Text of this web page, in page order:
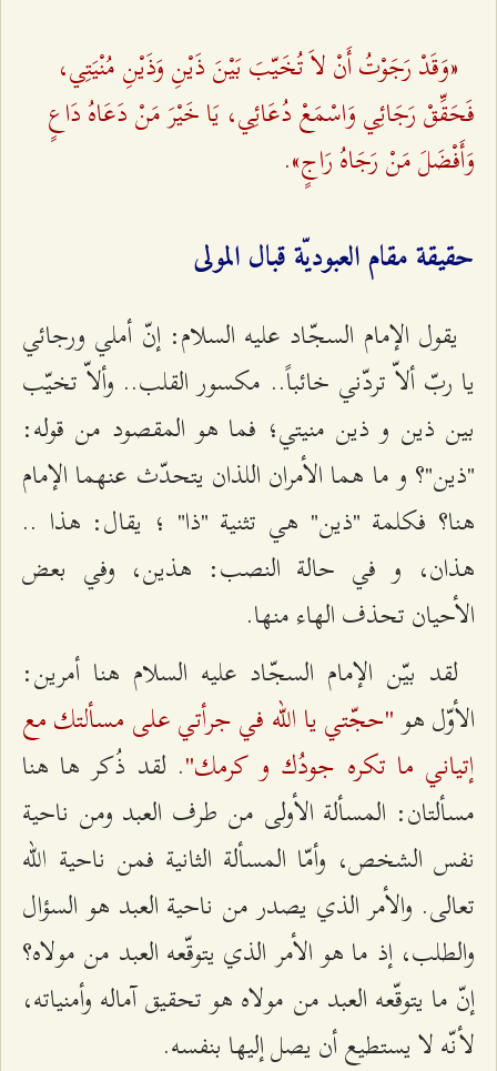
«وَقَدْ رَجَوْتُ أَنْ لاَ تُخَيّبَ بَيْنَ ذَيْنِ وَذَيْنِ مُنْيَتِي،
فَحَقِّقْ رَجَائِي وَاسْمَعْ دُعَائِي‌، يَا خَيْرَ مَنْ دَعَاهُ دَاعٍ
وَأَفْضَلَ مَنْ رَجَاهُ رَاجٍ‌».
حقيقة مقام العبوديّة قبال المولى
يقول الإمام السجّاد عليه السلام: إنّ أملي ورجائي
يا ربّ ألاّ تردّني خائباً.. مكسور القلب.. وألاّ تخيّب
بين ذين و ذين منيتي؛ فما هو المقصود من قوله:
"ذين"؟ و ما هما الأمران اللذان يتحدّث عنهما الإمام
هنا؟ فكلمة "ذين" هي تثنية "ذا" ؛ يقال: هذا ..
هذان، و في حالة النصب: هذين، وفي بعض
الأحيان تحذف الهاء منها.
لقد بيّن الإمام السجّاد عليه السلام هنا أمرين:
الأوّل هو"حجّتي يا الله في جرأتي على مسألتك مع
إتياني ما تكره جودُك و كرمك". لقد ذُكر ها هنا
مسألتان: المسألة الأولى من طرف العبد ومن ناحية
نفس الشخص، وأمّا المسألة الثانية فمن ناحية الله
تعالى. والأمر الذي يصدر من ناحية العبد هو السؤال
والطلب، إذ ما هو الأمر الذي يتوقّعه العبد من مولاه؟
إنّ ما يتوقّعه العبد من مولاه هو تحقيق آماله وأمنياته،
لأنّه لا يستطيع أن يصل إليها بنفسه.